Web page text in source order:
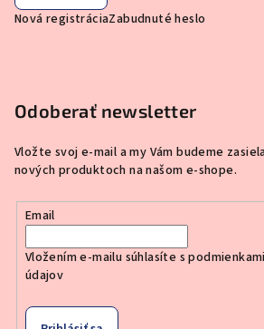
Nová registráciaZabudnuté heslo
Odoberať newsletter
Vložte svoj e-mail a my Vám budeme
nových produktoch na našom e-shope.
Email
Vložením e-mailu súhlasíte s
údajov